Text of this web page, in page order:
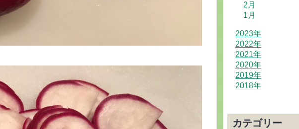
2月
1月
2023年
2022年
2021年
2020年
2019年
2018年
カテゴリー